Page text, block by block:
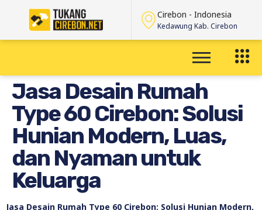
Cirebon - Indonesia
Kedawung Kab. Cirebon
Jasa Desain Rumah
Type 60 Cirebon: Solusi
Hunian Modern, Luas,
dan Nyaman untuk
Keluarga
Jasa Desain Rumah Type 60 Cirebon: Solusi Hunian Modern,